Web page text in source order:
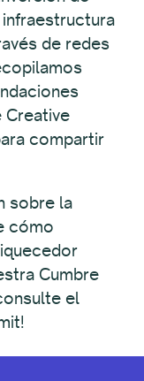
de redes
Creative
compartir
sobre la
cómo
Cumbre
el